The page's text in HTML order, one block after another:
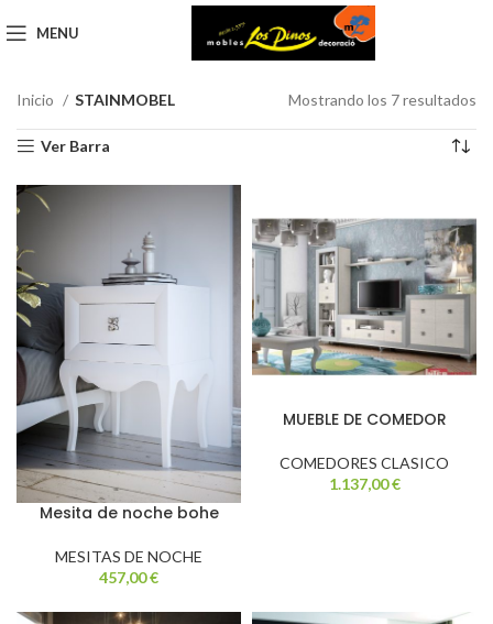
MENU
Inicio STAINMOBEL Mostrando los 7 resultados
Ver Barra
Mesita de noche bohe
MESITAS DE NOCHE
457,00€
MUEBLE DE COMEDOR
COMEDORES CLASICO
1.137,00€